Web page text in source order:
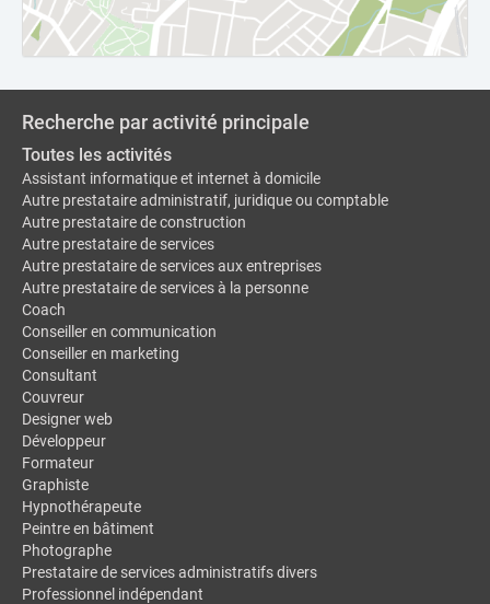
Recherche par activité principale
Toutes les activités
Assistant informatique et internet à domicile
Autre prestataire administratif, juridique ou comptable
Autre prestataire de construction
Autre prestataire de services
Autre prestataire de services aux entreprises
Autre prestataire de services à la personne
Coach
Conseiller en communication
Conseiller en marketing
Consultant
Couvreur
Designer web
Développeur
Formateur
Graphiste
Hypnothérapeute
Peintre en bâtiment
Photographe
Prestataire de services administratifs divers
Professionnel indépendant